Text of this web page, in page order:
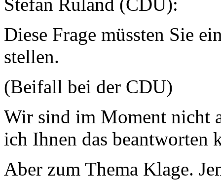
Diese Frage müssten Sie
stellen.
(Beifall bei der CDU)
Wir sind im Moment nicht
ich Ihnen das beantworten
Aber zum Thema Klage.